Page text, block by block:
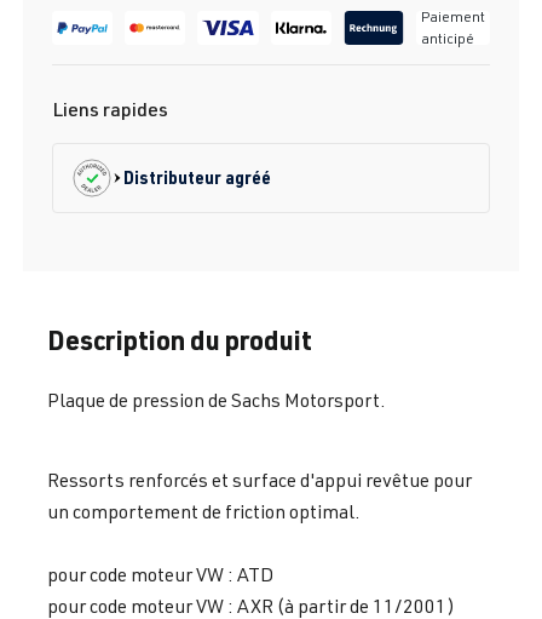
Paiement
anticipé
Liens rapides
Distributeur agréé
Description du produit
Plaque de pression de Sachs Motorsport.
Ressorts renforcés et surface d'appui revêtue pour
un comportement de friction optimal.
pour code moteur VW : ATD
pour code moteur VW : AXR (à partir de 11/2001)